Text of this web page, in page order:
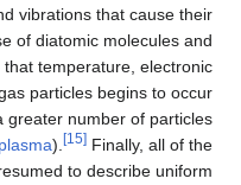
vibrations that cause their
of diatomic molecules and
temperature, electronic
particles begins to occur
greater number of particles
plasma). [15] Finally, all of the
to describe uniform